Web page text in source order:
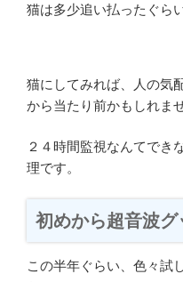
猫は多少追い払ったぐら
猫にしてみれば、人の気
から当たり前かもしれませ
２４時間監視なんてでき
理です。
初めから超音波
この半年ぐらい、色々試